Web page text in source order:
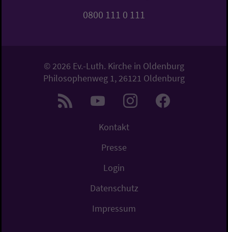
0800 111 0 111
© 2026 Ev.-Luth. Kirche in Oldenburg
Philosophenweg 1, 26121 Oldenburg
Kontakt
Presse
Login
Datenschutz
Impressum